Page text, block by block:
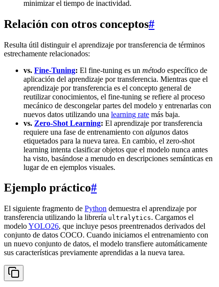
minimizar el tiempo de inactividad.
Relación con otros conceptos#
Resulta útil distinguir el aprendizaje por transferencia de términos
estrechamente relacionados:
vs. Fine-Tuning: El fine-tuning es un método específico de
aplicación del aprendizaje por transferencia. Mientras que el
aprendizaje por transferencia es el concepto general de
reutilizar conocimientos, el fine-tuning se refiere al proceso
mecánico de descongelar partes del modelo y entrenarlas con
nuevos datos utilizando una learning rate más baja.
vs. Zero-Shot Learning: El aprendizaje por transferencia
requiere una fase de entrenamiento con algunos datos
etiquetados para la nueva tarea. En cambio, el zero-shot
learning intenta clasificar objetos que el modelo nunca antes
ha visto, basándose a menudo en descripciones semánticas en
lugar de en ejemplos visuales.
Ejemplo práctico#
El siguiente fragmento de Python demuestra el aprendizaje por
transferencia utilizando la librería ultralytics. Cargamos el
modeloYOLO26, que incluye pesos preentrenados derivados del
conjunto de datos COCO. Cuando iniciamos el entrenamiento con
un nuevo conjunto de datos, el modelo transfiere automáticamente
sus características previamente aprendidas a la nueva tarea.